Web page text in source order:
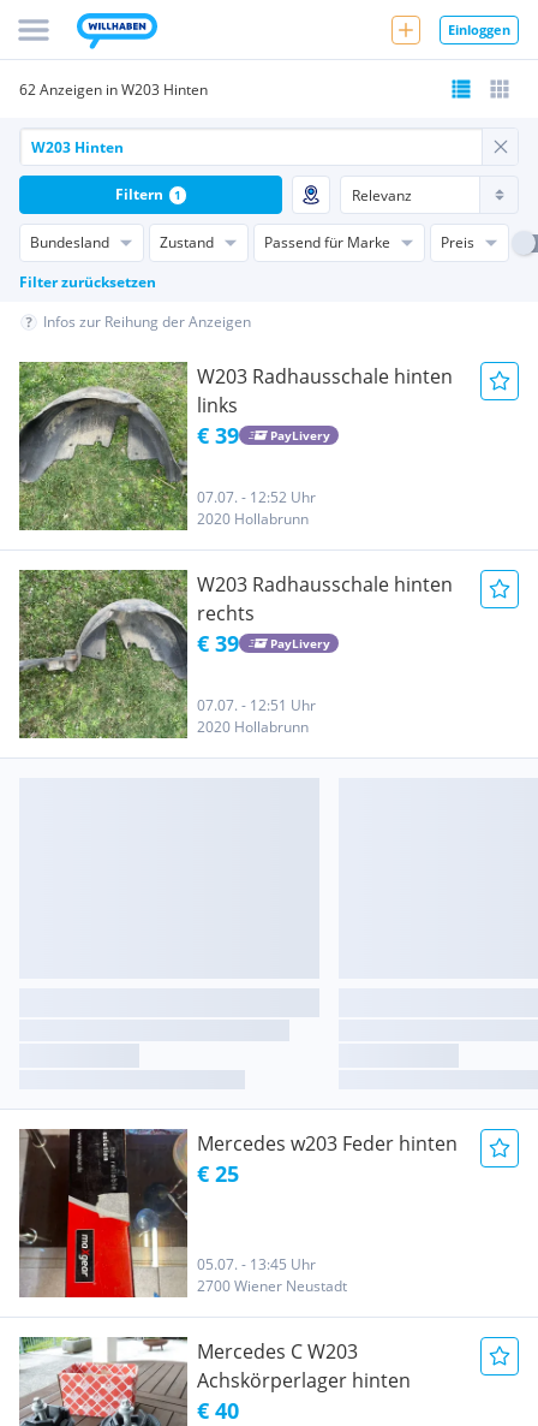
Einloggen
62 Anzeigen in W203 Hinten
Bundesland Zustand Passend für Marke
Preis
Filter zurücksetzen
Filtern 1
Infos zur Reihung der Anzeigen
W203 Radhausschale hinten
links
€ 39 PayLivery
07.07. - 12:52 Uhr
2020 Hollabrunn
W203 Radhausschale hinten
rechts
€ 39 PayLivery
07.07. - 12:51 Uhr
2020 Hollabrunn
Mercedes w203 Feder hinten
€ 25
05.07. - 13:45 Uhr
2700 Wiener Neustadt
Mercedes C W203
Achskörperlager hinten
€ 40